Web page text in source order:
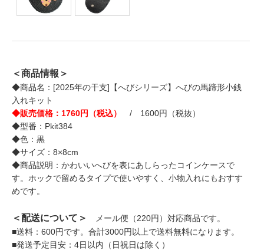
＜商品情報＞
◆商品名：[2025年の干支]【へびシリーズ】へびの馬蹄形小銭
入れキット
◆販売価格：1760円（税込）
/ 1600円（税抜）
◆型番：Pkit384
◆色：黒
◆サイズ：8×8cm
◆商品説明：かわいいへびを表にあしらったコインケースで
す。ホックで留めるタイプで使いやすく、小物入れにもおすす
めです。
＜配送について＞
メール便（220円）対応商品です。
■送料：600円です。合計3000円以上で送料無料になります。
■発送予定目安：4日以内（日祝日は除く）